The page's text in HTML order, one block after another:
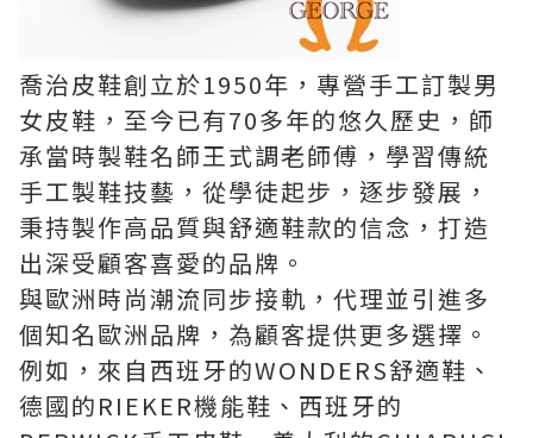
喬治皮鞋創立於1950年，專營手工訂製男
女皮鞋，至今已有70多年的悠久歷史，師
承當時製鞋名師王式調老師傅，學習傳統
手工製鞋技藝，從學徒起步，逐步發展，
秉持製作高品質與舒適鞋款的信念，打造
出深受顧客喜愛的品牌。
與歐洲時尚潮流同步接軌，代理並引進多
個知名歐洲品牌，為顧客提供更多選擇。
例如，來自西班牙的WONDERS舒適鞋、
德國的RIEKER機能鞋、西班牙的